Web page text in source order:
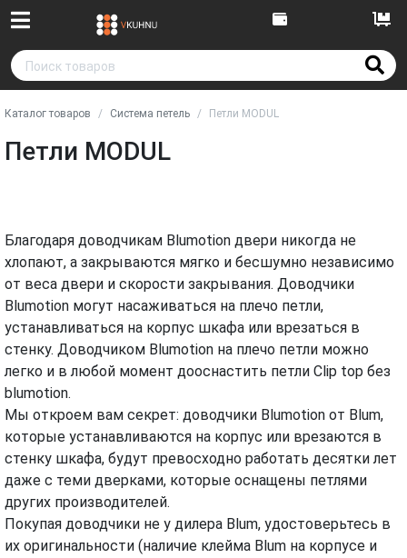
Каталог товаров Система петель Петли MODUL
Петли MODUL
Благодаря доводчикам Blumotion двери никогда не
хлопают, а закрываются мягко и бесшумно независимо
от веса двери и скорости закрывания. Доводчики
Blumotion могут насаживаться на плечо петли,
устанавливаться на корпус шкафа или врезаться в
стенку. Доводчиком Blumotion на плечо петли можно
легко и в любой момент дооснастить петли Clip top без
blumotion.
Мы откроем вам секрет: доводчики Blumotion от Blum,
которые устанавливаются на корпус или врезаются в
стенку шкафа, будут превосходно работать десятки лет
даже с теми дверками, которые оснащены петлями
других производителей.
Покупая доводчики не у дилера Blum, удостоверьтесь в
их оригинальности (наличие клейма Blum на корпусе и